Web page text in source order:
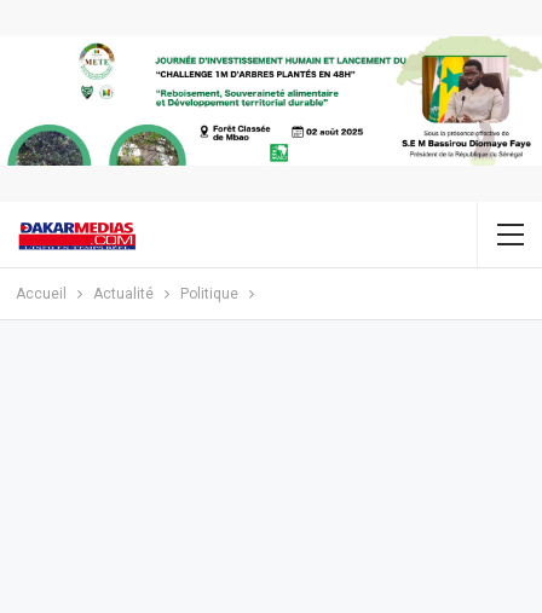
Accueil Actualité Politique